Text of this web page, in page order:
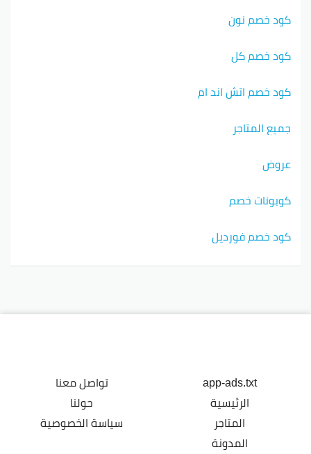
كود خصم نون
كود خصم كل
كود خصم اتش اند ام
جميع المتاجر
عروض
كوبونات خصم
كود خصم فورديل
app-ads.txt
الرئيسية
المتاجر
المدونة
تواصل معنا
حولنا
سياسة الخصوصية